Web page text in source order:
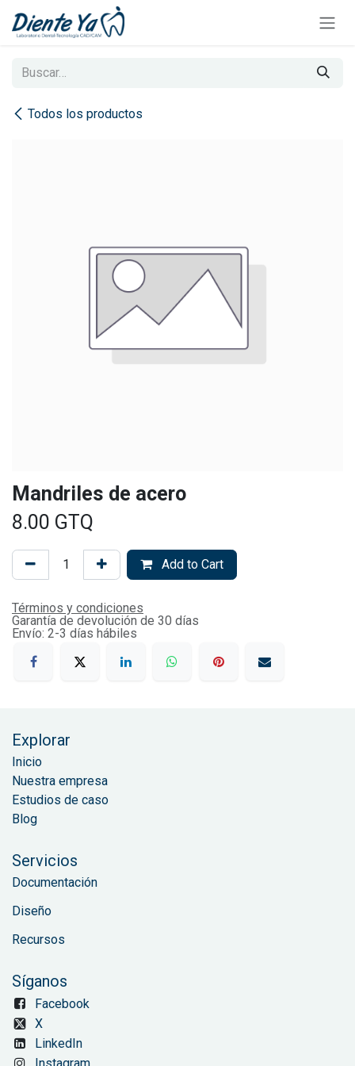
Todos los productos
Mandriles de acero
8.00 GTQ
Add to Cart
Términos y condiciones
Garantía de devolución de 30 días
Envío: 2-3 días hábiles
Explorar
Inicio
Nuestra empresa
Estudios de caso
Blog
Servicios
Documentación
Diseño
Recursos
Síganos
Facebook
X
LinkedIn